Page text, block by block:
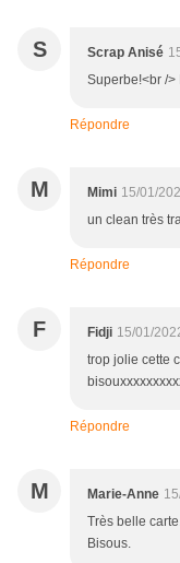
S Scrap Anisé
Superbe!<br />
Répondre
M Mimi 15/01/
un clean très
Répondre
F Fidji 15/01/
trop jolie cette
Répondre
M Marie-Anne
Très belle
Bisous.